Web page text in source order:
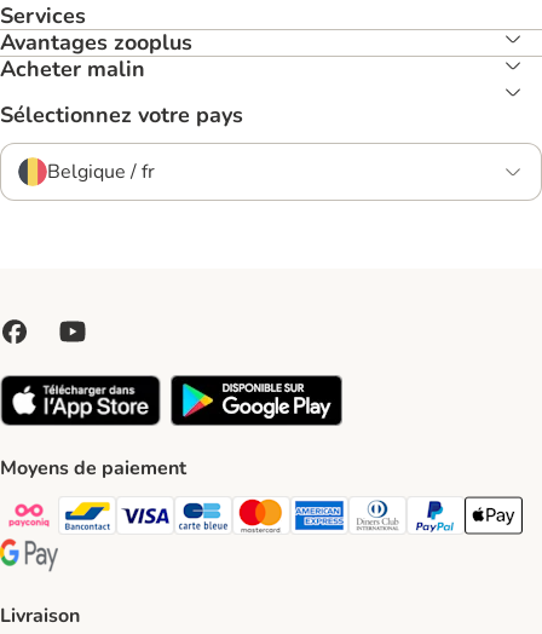
Services
Avantages zooplus
Acheter malin
Sélectionnez votre pays
Belgique / fr
Moyens de paiement
Payconiq Payment Method
bancontact Payment Method
Visa Payment Method
carte bleue Payment Method
Master card Payment Method
American express Payment
Diners club Payment
Paypal Payment
Apple
Google Pay Payment Method
Livraison